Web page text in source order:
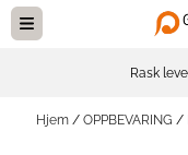
Hopp til innhold
Rask
Hjem / OPPBEVARING /